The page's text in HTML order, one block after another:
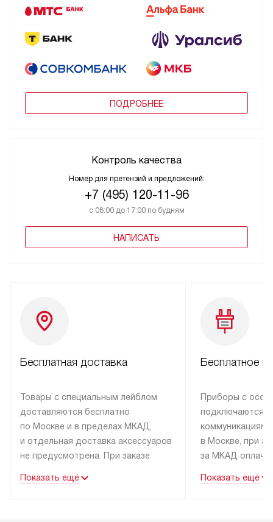
ПОДРОБНЕЕ
Контроль качества
Номер для претензий и предложений:
+7 (495) 120-11-96
с 08:00 до 17:00 по будням
НАПИСАТЬ
Бесплатная доставка
Товары с специальным лейблом
доставляются бесплатно
по Москве и в пределах МКАД,
и отдельная доставка аксессуаров
не предусмотрена. При заказе
рекомендуем обсудить
Показать ещё
Бесплатное
Приборы с
подключаются к
коммуникациям
в Москве, при
за МКАД
партнера
Показать ещё